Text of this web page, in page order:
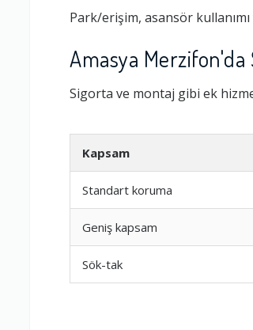
Park/erişim, asansör
Amasya
Sigorta ve montaj gibi ek
Kapsam
Standart koruma
Geniş kapsam
Sök-tak